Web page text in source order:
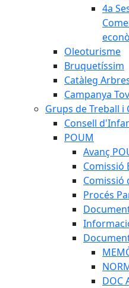
4a
Oleoturisme
Bruquetíssim
Catàleg
Campanya
Grups de Treball i
Consell
POUM
Avanç
Comissió
Comissió
Procés
DOC